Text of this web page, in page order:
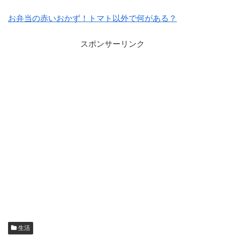
お弁当の赤いおかず！トマト以外で何がある？
スポンサーリンク
生活